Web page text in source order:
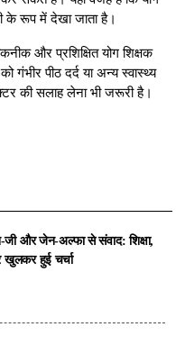
के रूप में देखा जाता है।
और प्रशिक्षित योग शिक्षक
गंभीर पीठ दर्द या अन्य स्वास्थ्य
की सलाह लेना भी जरूरी है।
और जेन-अल्फा से संवाद: शिक्षा,
खुलकर हुई चर्चा